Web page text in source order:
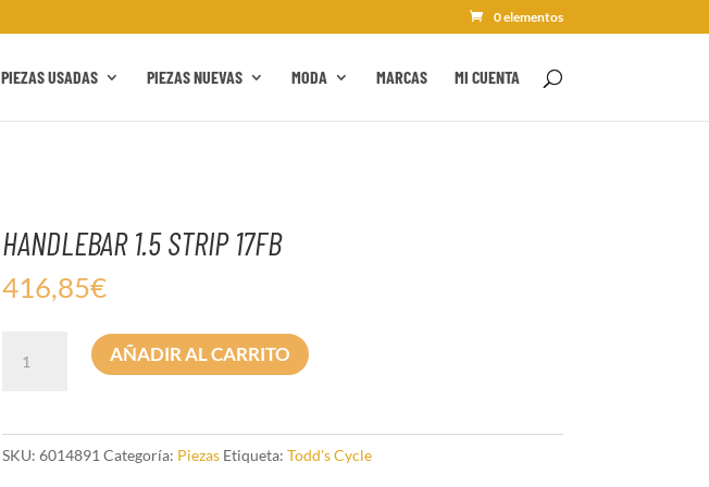
0 elementos
PIEZAS USADAS PIEZAS NUEVAS MODA MARCAS MI CUENTA
HANDLEBAR 1.5 STRIP 17FB
416,85€
HANDLEBAR
cantidad
AÑADIR AL CARRITO
SKU: 6014891 Categoría: Piezas Etiqueta: Todd's Cycle